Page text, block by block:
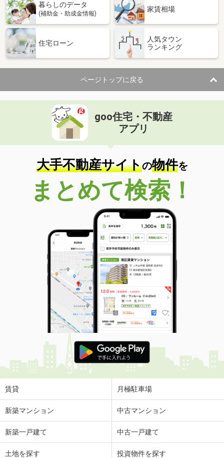
暮らしのデータ
(補助金・助成金情報)
家賃相場
住宅ローン
人気タウン
ランキング
ページトップに戻る
goo住宅・不動産
アプリ
大手不動産サイトの物件を
まとめて検索！
賃貸 月極駐車場
新築マンション 中古マンション
新築一戸建て 中古一戸建て
土地を探す 投資物件を探す